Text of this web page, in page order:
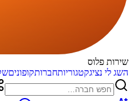
שירות פלוס
השג לי נציגקטגוריותחברותקופונים